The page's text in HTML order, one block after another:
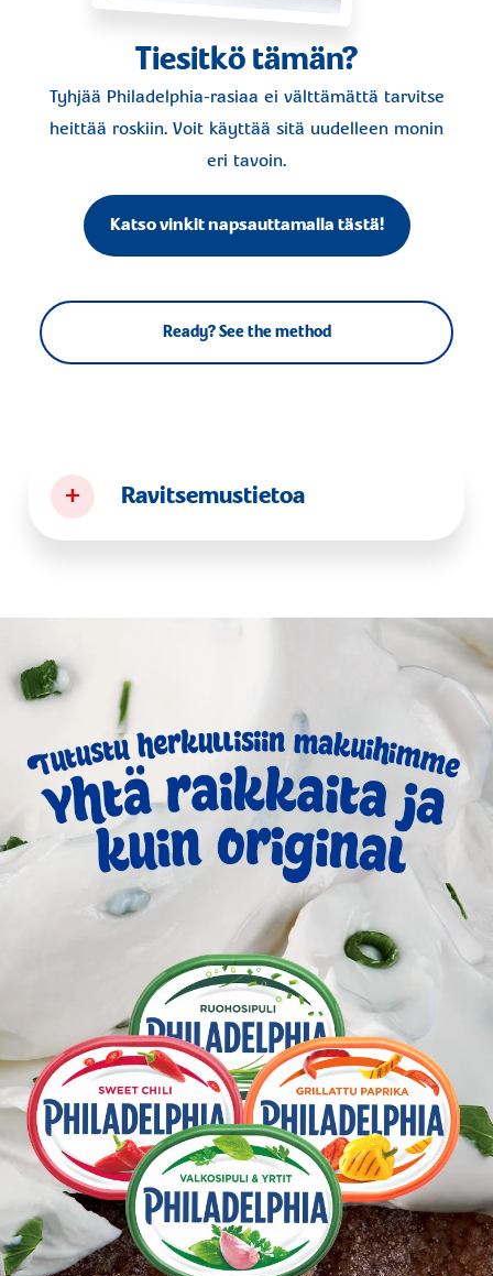
Tiesitkö tämän?
Tyhjää Philadelphia-rasiaa ei välttämättä tarvitse
heittää roskiin. Voit käyttää sitä uudelleen monin
eri tavoin.
Katso vinkit napsauttamalla tästä!
Ready? See the method
+ Ravitsemustietoa